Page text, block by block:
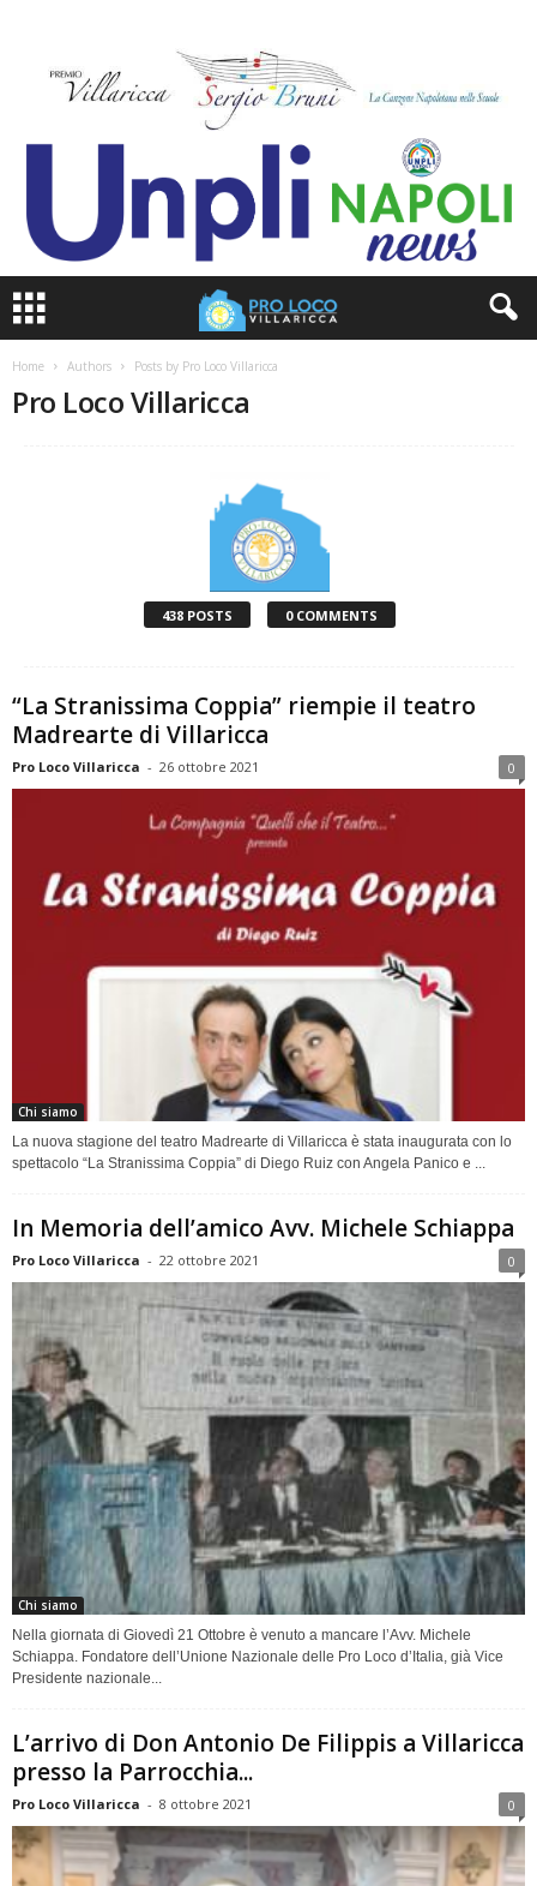
Home Authors Posts by Pro Loco Villaricca
Pro Loco Villaricca
438 POSTS 0 COMMENTS
“La Stranissima Coppia” riempie il teatro
Madrearte di Villaricca
Pro Loco Villaricca - 26 ottobre 2021 0
Chi siamo
La nuova stagione del teatro Madrearte di Villaricca è stata inaugurata con lo
spettacolo “La Stranissima Coppia” di Diego Ruiz con Angela Panico e ...
In Memoria dell’amico Avv. Michele Schiappa
Pro Loco Villaricca - 22 ottobre 2021 0
Chi siamo
Nella giornata di Giovedì 21 Ottobre è venuto a mancare l’Avv. Michele
Schiappa. Fondatore dell’Unione Nazionale delle Pro Loco d’Italia, già Vice
Presidente nazionale...
L’arrivo di Don Antonio De Filippis a Villaricca
presso la Parrocchia...
Pro Loco Villaricca - 8 ottobre 2021 0